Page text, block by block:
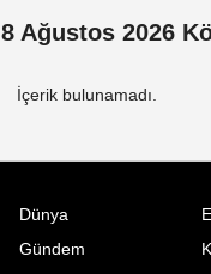
8 Ağustos 2026
İçerik bulunamadı.
Dünya
Gündem